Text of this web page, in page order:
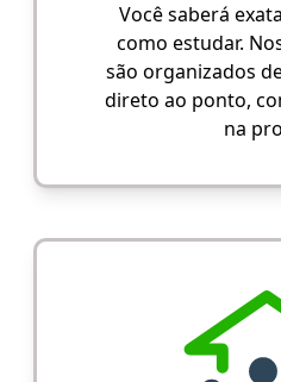
Você saberá
como estudar.
são organizados
direto ao ponto,
na